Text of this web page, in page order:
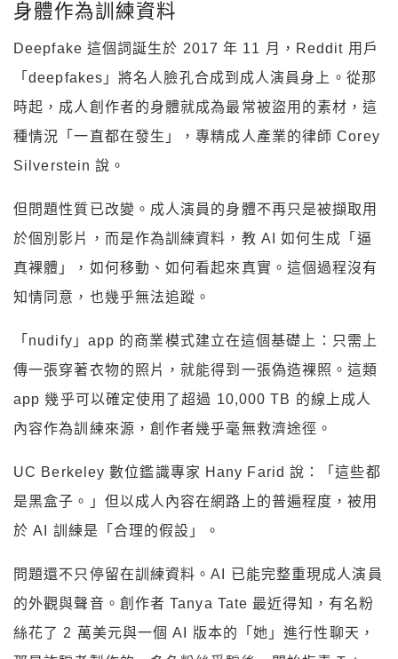
身體作為訓練資料
Deepfake 這個詞誕生於 2017 年 11 月，Reddit 用戶
「deepfakes」將名人臉孔合成到成人演員身上。從那
時起，成人創作者的身體就成為最常被盜用的素材，這
種情況「一直都在發生」，專精成人產業的律師 Corey
Silverstein 說。
但問題性質已改變。成人演員的身體不再只是被擷取用
於個別影片，而是作為訓練資料，教 AI 如何生成「逼
真裸體」，如何移動、如何看起來真實。這個過程沒有
知情同意，也幾乎無法追蹤。
「nudify」app 的商業模式建立在這個基礎上：只需上
傳一張穿著衣物的照片，就能得到一張偽造裸照。這類
app 幾乎可以確定使用了超過 10,000 TB 的線上成人
內容作為訓練來源，創作者幾乎毫無救濟途徑。
UC Berkeley 數位鑑識專家 Hany Farid 說：「這些都
是黑盒子。」但以成人內容在網路上的普遍程度，被用
於 AI 訓練是「合理的假設」。
問題還不只停留在訓練資料。AI 已能完整重現成人演員
的外觀與聲音。創作者 Tanya Tate 最近得知，有名粉
絲花了 2 萬美元與一個 AI 版本的「她」進行性聊天，